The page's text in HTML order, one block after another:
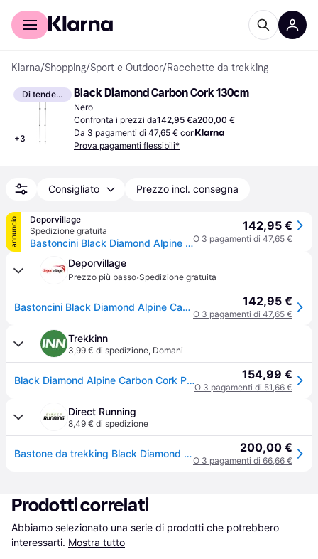
Per il tuo shopping
Klarna/Shopping/Sport e Outdoor/Racchette da trekking
Di tendenza
+3
Black Diamond Carbon Cork 130cm
Nero
Confronta i prezzi da142,95 €a200,00 €
Da 3 pagamenti di 47,65 € con
Prova pagamenti flessibili*
Consigliato Prezzo incl. consegna
annuncio
Deporvillage
Spedizione gratuita
Bastoncini Black Diamond Alpine Carbon Cork nero grigio (paio)
142,95 €
O 3 pagamenti di 47,65 €
Deporvillage
Prezzo più basso·Spedizione gratuita
Bastoncini Black Diamond Alpine Carbon Cork nero grigio (paio) 142,95 €
O 3 pagamenti di 47,65 €
Trekkinn
3,99 € di spedizione, Domani
Black Diamond Alpine Carbon Cork Poles Grigio 61-130 cm 154,99 €
O 3 pagamenti di 51,66 €
Direct Running
8,49 € di spedizione
Bastone da trekking Black Diamond Alpine Cork - Noir 200,00 €
O 3 pagamenti di 66,66 €
Prodotti correlati
Abbiamo selezionato una serie di prodotti che potrebbero
interessarti. Mostra tutto